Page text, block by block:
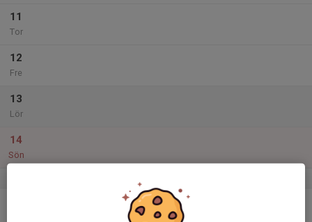
11
Tor
12
Fre
13
Lör
14
Sön